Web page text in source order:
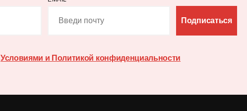
Подписаться
Условиями и Политикой конфиденциальности